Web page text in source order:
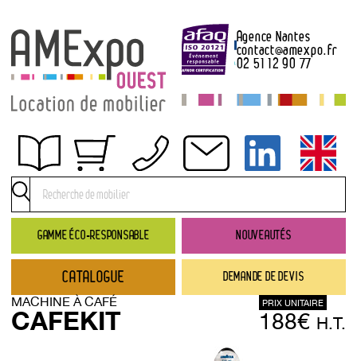
GAMME ÉCO-RESPONSABLE NOUVEAUTÉS
DEMANDE DE DEVIS
Agence Nantes
contact@amexpo.fr
02 51 12 90 77
Obtenir un devis
Conditions générales de location
Conditions de règlement
Catalogue
→ Nouveautés
→ Gamme éco-responsable
CATALOGUE
MACHINE À CAFÉ
CAFEKIT
PRIX UNITAIRE
188€ H.T.